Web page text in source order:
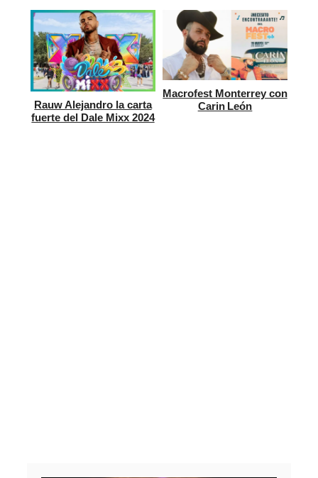
Rauw Alejandro la carta
fuerte del Dale Mixx 2024
Macrofest Monterrey con
Carin León